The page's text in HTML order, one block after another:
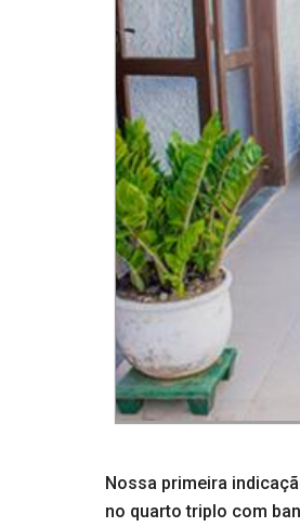
Nossa primeira
no quarto triplo com